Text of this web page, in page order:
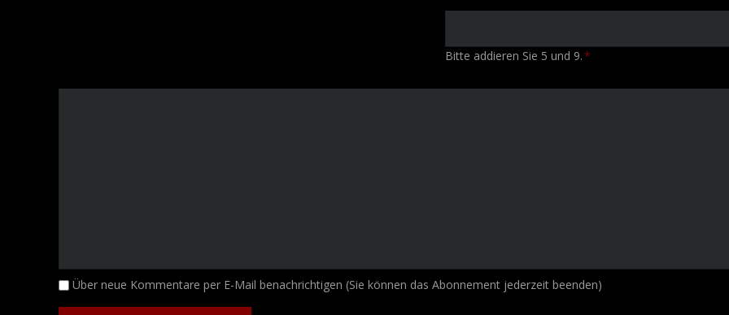
Bitte addieren Sie 5 und 9.*
Kommentar
Über neue Kommentare per E-Mail benachrichtigen (Sie können das Abonnement jederzeit beenden)